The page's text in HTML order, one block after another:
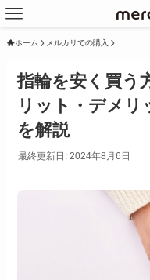
ホーム メルカリでの購入
指輪を安く買う
リット・デメリ
を解説
最終更新日: 2024年8月6日